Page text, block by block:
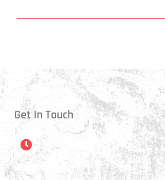
Get In Touch
Öffnungszeiten